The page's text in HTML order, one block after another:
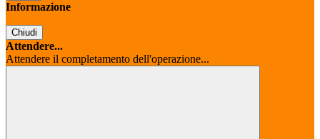
Informazione
Chiudi
Attendere...
Attendere il completamento dell'operazione...